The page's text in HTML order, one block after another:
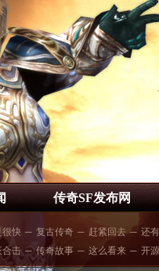
传奇SF发布网
很快 ─ 复古传奇 ─ 赶紧回去 ─ 还
合击 ─ 传奇故事 ─ 这么看来 ─ 开